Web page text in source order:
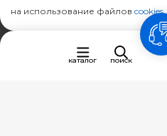
© Ifreez - продажа и установка
каталог поиск
на использование файлов cookies.